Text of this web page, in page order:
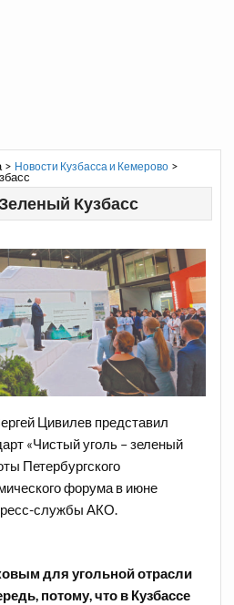
> Новости Кузбасса и Кемерово>
Кузбасс
Цивилев представил
«Чистый уголь – зеленый
Петербургского
форума в июне
службы АКО.
для угольной отрасли
потому, что в Кузбассе